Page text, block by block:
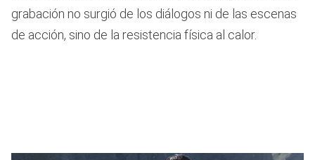
grabación no surgió de los diálogos ni de las escenas
de acción, sino de la resistencia física al calor.